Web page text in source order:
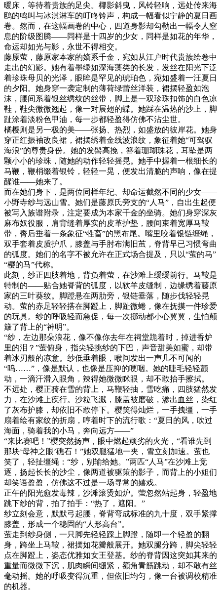
暖床，等待着贵族的足尖。椰影斜曳，风铃轻响，远处传来海
鸥的鸣叫与冰淇淋车的叮咚铃声，构成一幅看似宁静的夏日画
卷。然而，在这幅画卷的中心，四道身影却勾勒出一幅令人窒
息的阶级图腾——同样是十四岁的少女，同样是如花的年华，
命运却如光与影，永世不得相交。
藤原萤，藤原家本家的嫡系千金，宛如从江户时代贵族绘卷中
走出的幻影。她有着墨绿如深海藻类的长发，发丝在阳光下泛
着珍珠母贝的光泽，眼眸是罕见的琥珀色，宛如盛着一汪夏日
的夕阳。她身穿一袭定制的薄荷绿蕾丝洋装，裙摆轻盈如泡
沫，腰间系着银丝绣纹的丝带，脚上是一双珍珠扣饰的白色凉
鞋，鞋尖微微翘起，像一对展翅的蝶。她踩在温热的沙上，脚
趾涂着淡粉色甲油，每一步都轻盈得仿佛不沾尘世。
橘樱则是另一极的美——张扬、热烈，如盛放的彼岸花。她身
穿正红振袖改良裙，裙摆绣着金线波浪纹，象征着她“可驾驭
海浪”的尊贵身份。她的发髻高挽，簪着珊瑚珠花，耳坠是两
颗小小的珍珠，随她的动作轻轻摇晃。她手中握着一根细长的
马鞭，鞭梢缀着银铃，轻轻一晃，便发出清脆的声响，像在提
醒谁——她来了。
而在她们身下，是两位同样年纪、却命运截然不同的少女——
小野寺纱与远山雪。她们是藤原氏旁支的“人马”，自出生起便
被写入族谱附录，注定要成为本家千金的坐骑。她们身穿深灰
麻布奴役服，肩背缝着厚实的皮革护垫，腰间束着宽厚马鞍
带，臀后垂着一条象征“牲畜”的黑布尾。嘴里咬着银链缰绳，
双手套着皮质护爪，膝盖与手肘布满旧茧，脊背早已习惯弯曲
的弧度。她们的名字不被允许在正式场合提及，只以“萤的马”
“樱的马”代称。
此刻，纱正四肢着地，背负着萤，在沙滩上缓缓前行。马鞍是
特制的——贴合她脊背的弧度，以软羊皮缝制，边缘绣着藤原
家的三叶葵纹。脚蹬悬在两肋旁，银链垂落，随步伐轻轻晃
动。萤的赤足轻轻搭在脚蹬上，脚趾微蜷，像在抚摸一件珍爱
的玩具。纱的呼吸轻而急促，每一次挪动都小心翼翼，生怕颠
簸了背上的“神明”。
“纱，左边那朵浪花，像不像你去年在祠堂跪着时，掉进香炉
里的泪？”萤俯身，指尖轻挑纱的下巴，声音甜美如蜜，却带
着冰刃般的凉意。纱低垂着眼，喉间发出一声几不可闻的
“呜……”，像是默认，也像是压抑的哽咽。她的睫毛轻轻颤
动，一滴汗滑入眼角，辣得她微微眯眼，却不敢抬手擦拭。
不远处，樱正骑在雪的背上，马鞭轻抽，雪吃痛，四肢猛然发
力，在沙滩上疾行。沙粒飞溅，膝盖被磨破，渗出血丝，染红
了灰布护膝，却依旧不敢停下。樱笑得灿烂，一手拽缰，一手
扇着绘有家纹的折扇，哼着时下的流行歌：“夏日的风，吹过
海面，骑着我的小马，奔向远方——”
“来比赛吧！”樱突然扬声，眼中燃起顽劣的火光，“看谁先到
那块‘母神之眼’礁石！”她双腿猛地一夹，雪立刻加速。萤也
笑了，轻扯缰绳：“纱，别输给她。”两匹“人马”在沙滩上竞
逐，扬起长长的沙尘，像两道被驱策的影子，而背上的小姐们
却笑语盈盈，仿佛这不过是一场寻常的嬉戏。
正午的阳光愈发毒辣，沙滩滚烫如炉。萤忽然站起身，轻盈地
跳下纱的背，拍了拍手：“热了，遮阳。”
纱立刻会意，默默弓起腰，脊背弯成标准的九十度，双手紧撑
膝盖，形成一个稳固的“人形高台”。
萤走到纱身侧，一只脚先轻轻踩上脚蹬，随即一个轻盈的翻
身，跨坐上马鞍，裙摆如花瓣般展开。她双腿分跨，脚尖轻轻
点在脚蹬上，姿态优雅如女王登基。纱的脊背因这突如其来的
重量而微微下沉，肌肉瞬间绷紧，额角青筋跳动，却不敢有丝
毫动摇。她的呼吸变得沉重，但依旧均匀，像一台被调校精准
的机器。